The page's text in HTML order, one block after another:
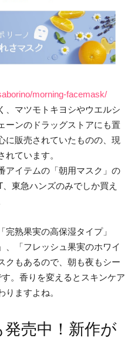
morning-facemask/
、マツモトキヨシやウエルシ
ーンのドラッグストアにも置
に販売されていたものの、現
ています。
アイテムの「朝用マスク」の
東急ハンズのみでしか買え
熟果実の高保湿タイプ」
、「フレッシュ果実のホワイ
クもあるので、朝も夜もシー
。香りを変えるとスキンケア
ますよね。
売中！新作が